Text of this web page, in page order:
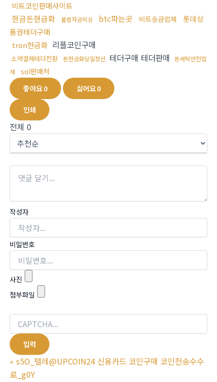
비트코인판매사이트
현금돈현금화 불법자금믹싱 btc파는곳 비트송금업체
롯데상
품권테더구매
tron현금화 리플코인구매
소액결제테더전환 돈현금화당일정산 테더구매 테더판매
돈세탁안전업
체
sol판매처
좋아요0 싫어요0
인쇄
전체 0
작성자
비밀번호
사진
첨부파일
« s5O_텔레@UPCOIN24 신용카드 코인구매 코인전송수수
료_g0Y